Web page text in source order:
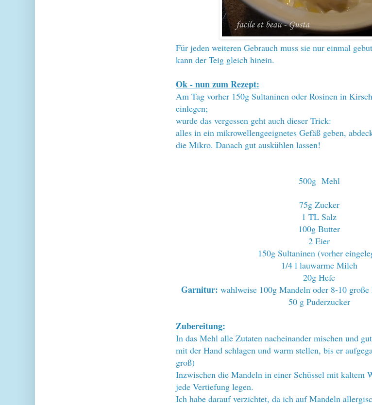
Für jeden weiteren Gebrauch muss sie nur einmal
kann der Teig gleich hinein.
Ok - nun zum Rezept:
Am Tag vorher 150g Sultaninen oder Rosinen in
einlegen;
wurde das vergessen geht auch dieser Trick:
alles in ein mikrowellengeeignetes Gefäß geben,
die Mikro. Danach gut auskühlen lassen!
500g Mehl
75g Zucker
1 TL Salz
100g Butter
2 Eier
150g Sultaninen (vorher
1/4 l lauwarme Milch
20g Hefe
Garnitur: wahlweise 100g Mandeln oder 8-10
50 g Puderzucker
Zubereitung:
In das Mehl alle Zutaten nacheinander mischen und
mit der Hand schlagen und warm stellen, bis er
groß)
Inzwischen die Mandeln in einer Schüssel mit kaltem
jede Vertiefung legen.
Ich habe darauf verzichtet, da ich auf Mandeln